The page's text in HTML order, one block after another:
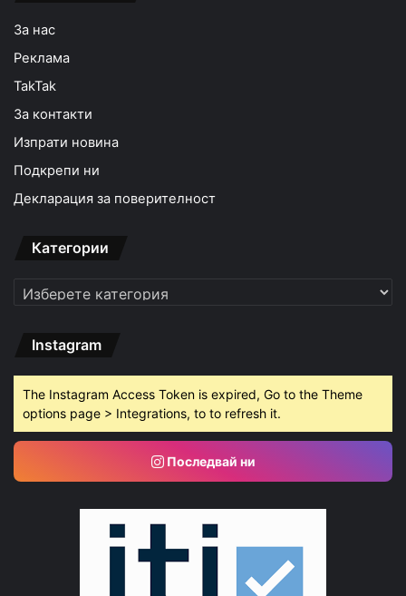
За нас
Реклама
TakTak
За контакти
Изпрати новина
Подкрепи ни
Декларация за поверителност
Категории
Категории
Instagram
The Instagram Access Token is expired, Go to the Theme
options page > Integrations, to to refresh it.
Последвай ни